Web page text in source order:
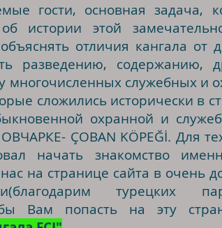
гости, основная задача,
об истории этой
отличия кангала
разведению, содержанию,
многочисленных служебных и
сложились исторически в
охранной и
ÇOBAN KÖPEĞİ. Для
начать знакомство
на странице сайта в
турецких
Вам попасть на эту